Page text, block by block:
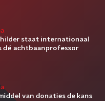
staat internationaal
dé achtbaanprofessor
van donaties de kans